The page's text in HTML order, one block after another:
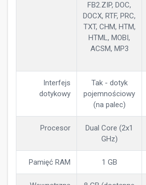
FB2.ZIP, DOC,
DOCX, RTF, PRC,
TXT, CHM, HTM,
HTML, MOBI,
ACSM, MP3
Interfejs
dotykowy
Tak - dotyk
pojemnościowy
(na palec)
Procesor
Dual Core (2x1
GHz)
Pamięć RAM 1 GB